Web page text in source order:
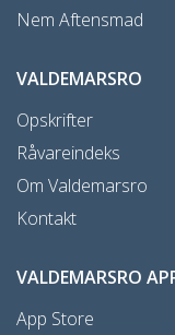
Nem Aftensmad
VALDEMARSRO
Opskrifter
Råvareindeks
Om Valdemarsro
Kontakt
VALDEMARSRO
App Store